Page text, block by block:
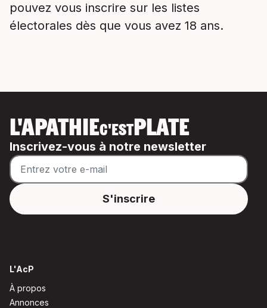
pouvez vous inscrire sur les listes
électorales dès que vous avez 18 ans.
L'APATHIEC'ESTPLATE
Inscrivez-vous à notre newsletter
L'AcP
À propos
Annonces